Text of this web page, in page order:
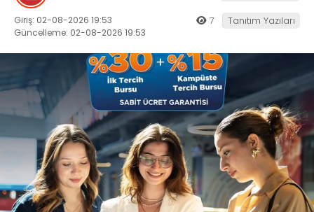
Giriş: 02-08-2026 19:53
Güncelleme: 02-08-2026 19:53
7 Tanıtım Yazıları